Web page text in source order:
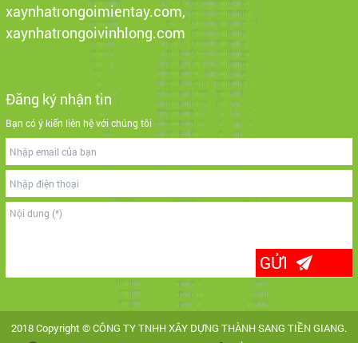
xaynhatrongoimientay.com,
xaynhatrongoivinhlong.com
Đăng ký nhận tin
Bạn có ý kiến liên hệ với chúng tôi
2018 Copyright © CÔNG TY TNHH XÂY DỰNG THÀNH SANG TIỀN GIANG.